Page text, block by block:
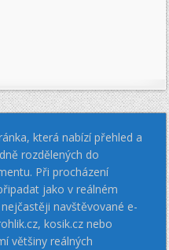
která nabízí přehled a
rozdělených do
Při procházení
jako v reálném
navštěvované e-
kosik.cz nebo
většiny reálných